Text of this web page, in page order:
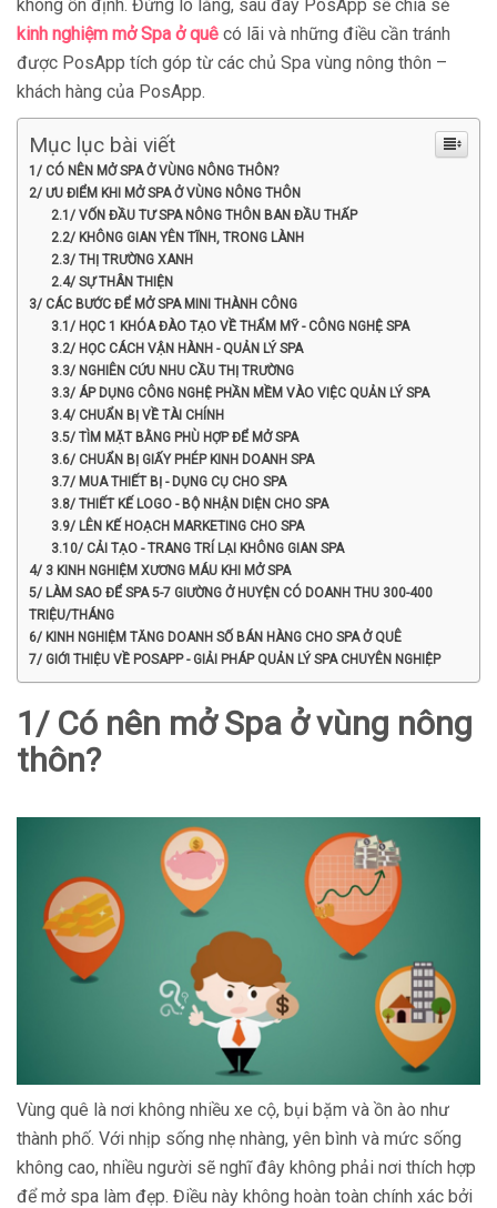
không ổn định. Đừng lo lắng, sau đây PosApp sẽ chia sẻ
kinh nghiệm mở Spa ở quê có lãi và những điều cần tránh
được PosApp tích góp từ các chủ Spa vùng nông thôn –
khách hàng của PosApp.
Mục lục bài viết
1/ CÓ NÊN MỞ SPA Ở VÙNG NÔNG THÔN?
2/ ƯU ĐIỂM KHI MỞ SPA Ở VÙNG NÔNG THÔN
2.1/ VỐN ĐẦU TƯ SPA NÔNG THÔN BAN ĐẦU THẤP
2.2/ KHÔNG GIAN YÊN TĨNH, TRONG LÀNH
2.3/ THỊ TRƯỜNG XANH
2.4/ SỰ THÂN THIỆN
3/ CÁC BƯỚC ĐỂ MỞ SPA MINI THÀNH CÔNG
3.1/ HỌC 1 KHÓA ĐÀO TẠO VỀ THẨM MỸ - CÔNG NGHỆ SPA
3.2/ HỌC CÁCH VẬN HÀNH - QUẢN LÝ SPA
3.3/ NGHIÊN CỨU NHU CẦU THỊ TRƯỜNG
3.3/ ÁP DỤNG CÔNG NGHỆ PHẦN MỀM VÀO VIỆC QUẢN LÝ SPA
3.4/ CHUẨN BỊ VỀ TÀI CHÍNH
3.5/ TÌM MẶT BẰNG PHÙ HỢP ĐỂ MỞ SPA
3.6/ CHUẨN BỊ GIẤY PHÉP KINH DOANH SPA
3.7/ MUA THIẾT BỊ - DỤNG CỤ CHO SPA
3.8/ THIẾT KẾ LOGO - BỘ NHẬN DIỆN CHO SPA
3.9/ LÊN KẾ HOẠCH MARKETING CHO SPA
3.10/ CẢI TẠO - TRANG TRÍ LẠI KHÔNG GIAN SPA
4/ 3 KINH NGHIỆM XƯƠNG MÁU KHI MỞ SPA
5/ LÀM SAO ĐỂ SPA 5-7 GIƯỜNG Ở HUYỆN CÓ DOANH THU 300-400
TRIỆU/THÁNG
6/ KINH NGHIỆM TĂNG DOANH SỐ BÁN HÀNG CHO SPA Ở QUÊ
7/ GIỚI THIỆU VỀ POSAPP - GIẢI PHÁP QUẢN LÝ SPA CHUYÊN NGHIỆP
1/ Có nên mở Spa ở vùng nông
thôn?
Vùng quê là nơi không nhiều xe cộ, bụi bặm và ồn ào như
thành phố. Với nhịp sống nhẹ nhàng, yên bình và mức sống
không cao, nhiều người sẽ nghĩ đây không phải nơi thích hợp
để mở spa làm đẹp. Điều này không hoàn toàn chính xác bởi